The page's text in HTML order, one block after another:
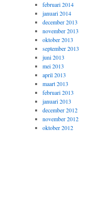
februari 2014
januari 2014
december 2013
november 2013
oktober 2013
september 2013
juni 2013
mei 2013
april 2013
maart 2013
februari 2013
januari 2013
december 2012
november 2012
oktober 2012